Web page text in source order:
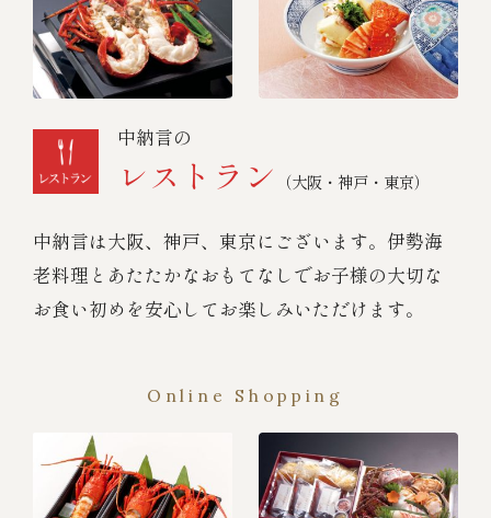
中納言の
レストラン （大阪・神戸・東京）
中納言は大阪、神戸、東京にございます。伊勢海
老料理とあたたかなおもてなしでお子様の大切な
お食い初めを安心してお楽しみいただけます。
Online Shopping